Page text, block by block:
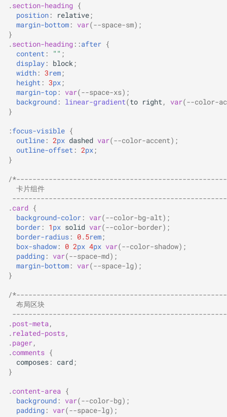
. section-heading {
position : relative;
margin-bottom : var(--space-sm);
}
. section-heading ::after {
content : "" ;
display : block ;
width : 3rem;
height : 3px;
margin-top : var(--space-xs);
background : linear-gradient(to right , var(--color-
}
:focus-visible {
outline : 2px dashed var(--color-accent);
outline-offset : 2px;
}
/
  卡片组件
. card {
background-color : var(--color-bg-alt);
border : 1px solid var(--color-border);
border-radius : 0.5rem;
box-shadow : 0 2px 4px var(--color-shadow);
padding : var(--space-md);
margin-bottom : var(--space-lg);
}
/
  布局区块
. post-meta ,
. related-posts,
. pager,
. comments {
composes : card;
}
. content-area
{
background : var(--color-bg);
padding : var(--space-lg);